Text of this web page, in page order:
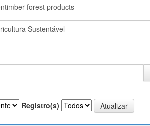
Registro(s)